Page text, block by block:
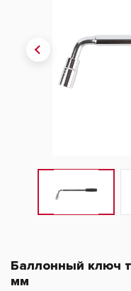
Баллонный ключ
мм